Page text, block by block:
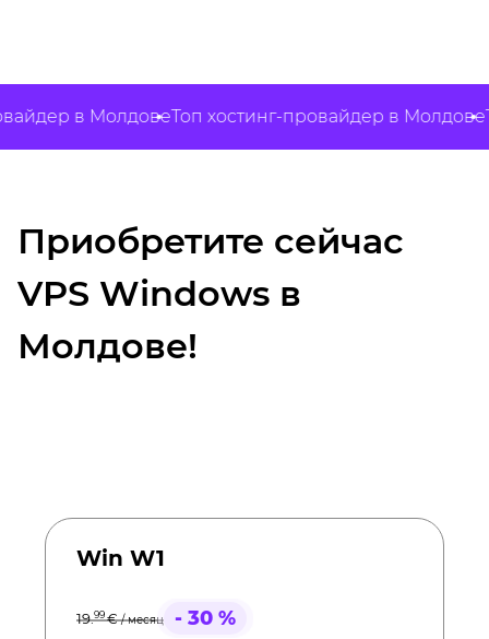
в МолдовеТоп хостинг-провайдер в МолдовеТоп
Приобретите сейчас
VPS Windows в
Молдове!
Win W1
19.99€/ месяц - 30 %